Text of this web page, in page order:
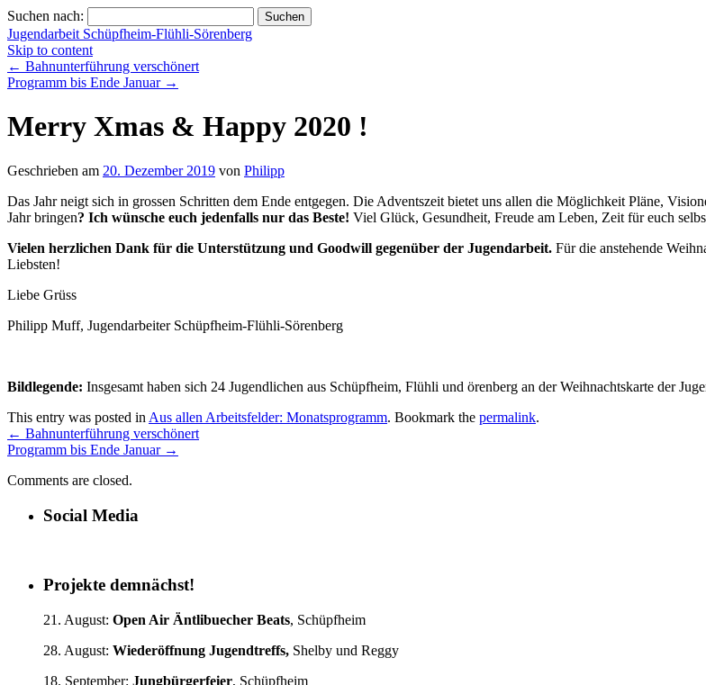
Suchen nach:
Jugendarbeit Schüpfheim-Flühli-Sörenberg
Skip to content
← Bahnunterführung verschönert
Programm bis Ende Januar →
Merry Xmas & Happy 2020 !
Geschrieben am 20. Dezember 2019 von Philipp
Das Jahr neigt sich in grossen Schritten dem Ende entgegen. Die Adventszeit bietet uns allen die Möglichkeit Pläne,
Jahr bringen? Ich wünsche euch jedenfalls nur das Beste! Viel Glück, Gesundheit, Freude am Leben, Zeit für euch
Vielen herzlichen Dank für die Unterstützung und Goodwill gegenüber der Jugendarbeit. Für die anstehende
Liebsten!
Liebe Grüss
Philipp Muff, Jugendarbeiter Schüpfheim-Flühli-Sörenberg
Bildlegende: Insgesamt haben sich 24 Jugendlichen aus Schüpfheim, Flühli und örenberg an der Weihnachtskarte der
This entry was posted in Aus allen Arbeitsfelder: Monatsprogramm. Bookmark the permalink.
← Bahnunterführung verschönert
Programm bis Ende Januar →
Comments are closed.
Social Media
Projekte demnächst!
21. August: Open Air Äntlibuecher Beats, Schüpfheim
28. August: Wiederöffnung Jugendtreffs, Shelby und Reggy
18. September: Jungbürgerfeier, Schüpfheim